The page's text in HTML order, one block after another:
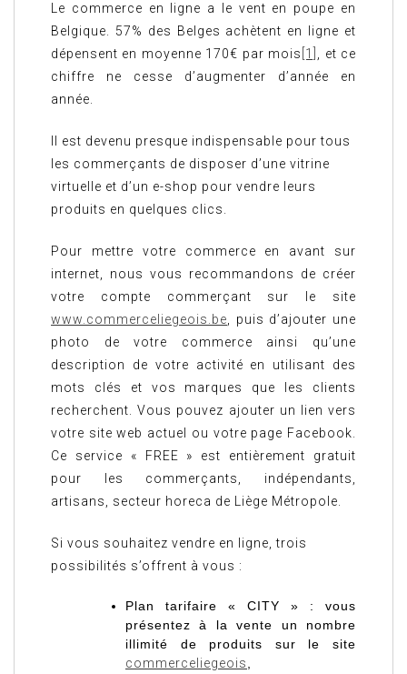
Le commerce en ligne a le vent en poupe en
Belgique. 57% des Belges achètent en ligne et
dépensent en moyenne 170€ par mois [1]
, et ce
chiffre ne cesse d’augmenter d’année en
année.
Il est devenu presque indispensable pour tous
les commerçants de disposer d’une vitrine
virtuelle et d’un e-shop pour vendre leurs
produits en quelques clics.
Pour mettre votre commerce en avant sur
internet, nous vous recommandons de créer
votre compte commerçant sur le site
www.commerceliegeois.be , puis d’ajouter une
photo de votre commerce ainsi qu’une
description de votre activité en utilisant des
mots clés et vos marques que les clients
recherchent. Vous pouvez ajouter un lien vers
votre site web actuel ou votre page Facebook.
Ce service « FREE » est entièrement gratuit
pour les commerçants, indépendants,
artisans, secteur horeca de Liège Métropole.
Si vous souhaitez vendre en ligne, trois
possibilités s’offrent à vous :
Plan tarifaire « CITY » : vous
présentez à la vente un nombre
illimité de produits sur le site
commerceliegeois